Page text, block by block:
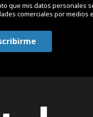
que mis datos personales
comerciales por medios